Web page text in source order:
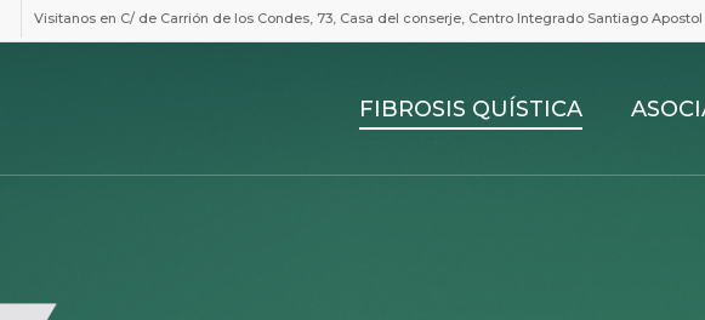
Visitanos en C/ de Carrión de los Condes, 73, Casa del conserje, Centro Integrado Santiago Apostol
FIBROSIS QUÍSTICA